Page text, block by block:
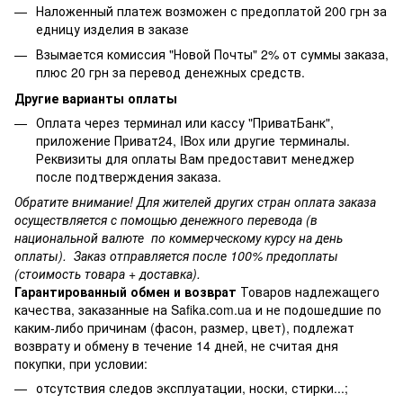
Наложенный платеж возможен с предоплатой 200 грн за
едницу изделия в заказе
Взымается комиссия "Новой Почты" 2% от суммы заказа,
плюс 20 грн за перевод денежных средств.
Другие варианты оплаты
Оплата через терминал или кассу "ПриватБанк",
приложение Приват24, IBox или другие терминалы.
Реквизиты для оплаты Вам предоставит менеджер
после подтверждения заказа.
Обратите внимание! Для жителей других стран оплата заказа
осуществляется с помощью денежного перевода (в
национальной валюте по коммерческому курсу на день
оплаты). Заказ отправляется после 100% предоплаты
(стоимость товара + доставка).
Гарантированный обмен и возврат Товаров надлежащего
качества, заказанные на Safika.com.ua и не подошедшие по
каким-либо причинам (фасон, размер, цвет), подлежат
возврату и обмену в течение 14 дней, не считая дня
покупки, при условии:
отсутствия следов эксплуатации, носки, стирки...;